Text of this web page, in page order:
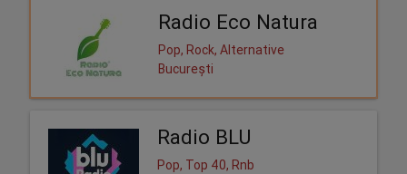
Radio Eco Natura
Pop, Rock, Alternative
București
Radio BLU
Pop, Top 40, Rnb